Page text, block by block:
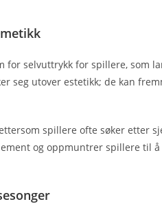
for selvuttrykk for spillere, som
seg utover estetikk; de kan
spillere ofte søker etter
og oppmuntrer spillere til